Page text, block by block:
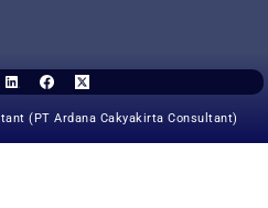
(PT Ardana Cakyakirta Consultant)